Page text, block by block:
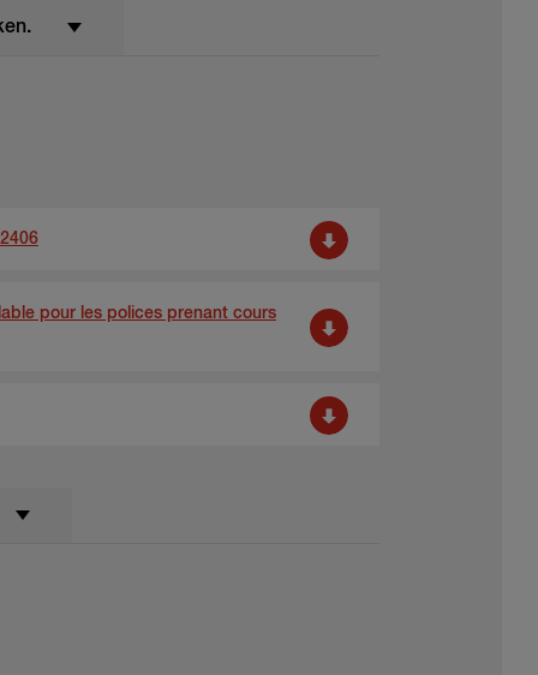
pour les polices prenant cours